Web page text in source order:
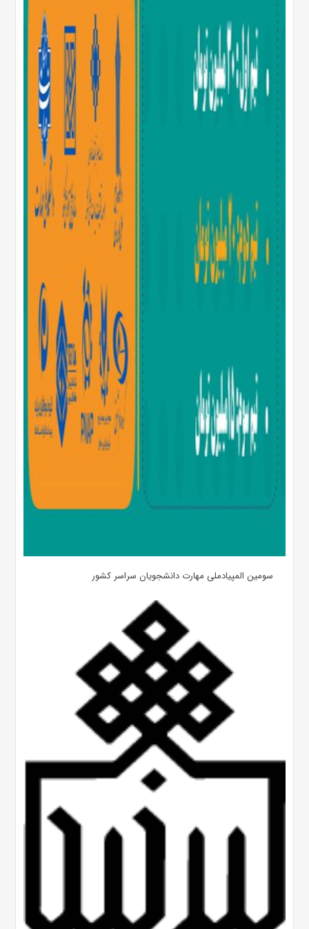
سومین المپیادملی مهارت دانشجویان سراسر کشور